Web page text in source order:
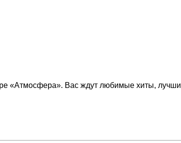
«Атмосфера». Вас ждут любимые хиты,